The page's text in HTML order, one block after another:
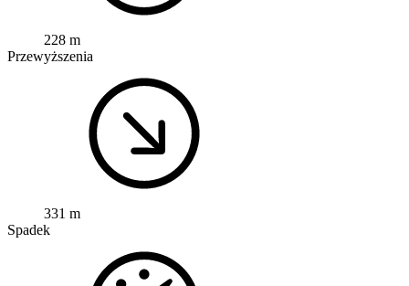
228 m
Przewyższenia
331 m
Spadek